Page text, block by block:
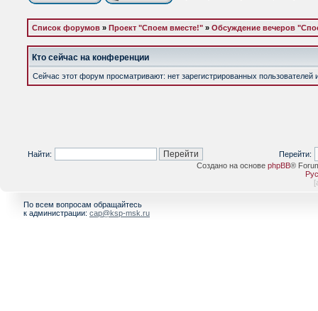
Список форумов » Проект "Споем вместе!" » Обсуждение вечеров
Кто сейчас на конференции
Сейчас этот форум просматривают: нет зарегистрированных пользователей
Найти:
Перейти:
Создано на основе phpBB®
[
По всем вопросам обращайтесь
к администрации: cap@ksp-msk.ru